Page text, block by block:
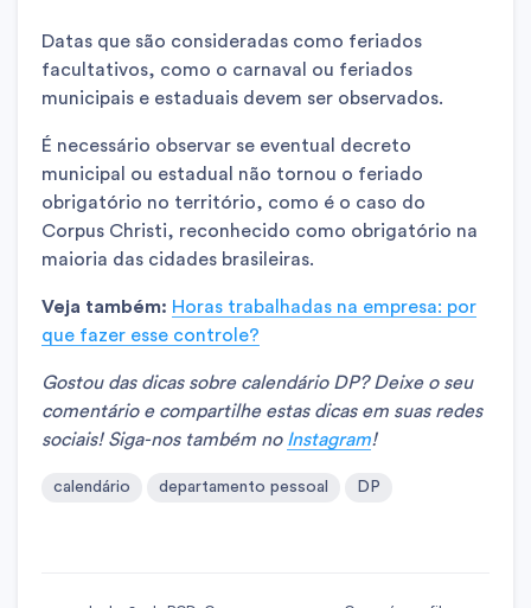
Datas que são consideradas como feriados
facultativos, como o carnaval ou feriados
municipais e estaduais devem ser observados.
É necessário observar se eventual decreto
municipal ou estadual não tornou o feriado
obrigatório no território, como é o caso do
Corpus Christi, reconhecido como obrigatório na
maioria das cidades brasileiras.
Veja também: Horas trabalhadas na empresa: por
que fazer esse controle?
Gostou das dicas sobre calendário DP? Deixe o seu
comentário e compartilhe estas dicas em suas redes
sociais! Siga-nos também no Instagram!
calendário departamento pessoal DP